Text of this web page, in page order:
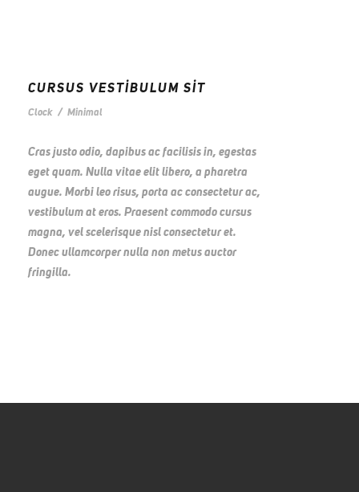
CURSUS VESTIBULUM SIT
Clock / Minimal
Cras justo odio, dapibus ac facilisis in, egestas
eget quam. Nulla vitae elit libero, a pharetra
augue. Morbi leo risus, porta ac consectetur ac,
vestibulum at eros. Praesent commodo cursus
magna, vel scelerisque nisl consectetur et.
Donec ullamcorper nulla non metus auctor
fringilla.